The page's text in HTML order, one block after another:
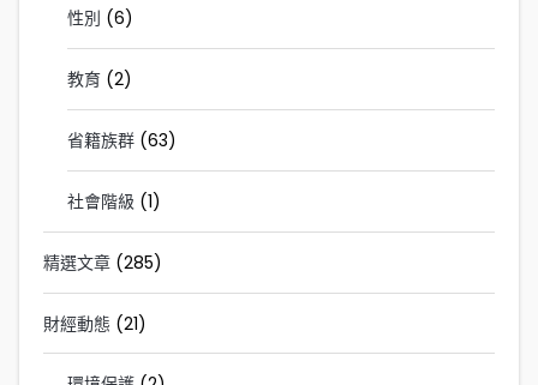
性別 (6)
教育 (2)
省籍族群 (63)
社會階級 (1)
精選文章 (285)
財經動態 (21)